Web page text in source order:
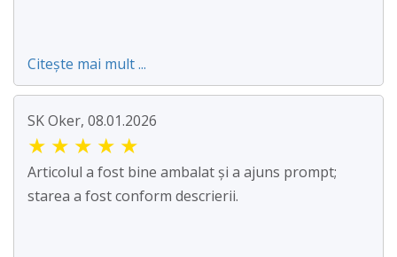
Citește mai mult ...
SK Oker, 08.01.2026
★ ★ ★ ★ ★
Articolul a fost bine ambalat și a ajuns prompt;
starea a fost conform descrierii.